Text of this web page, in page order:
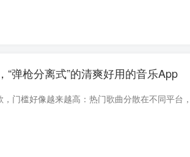
“弹枪分离式”的清爽好用的音乐App